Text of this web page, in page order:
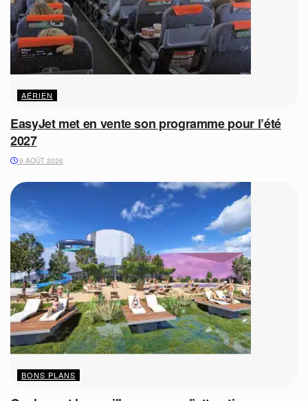
AÉRIEN
EasyJet met en vente son programme pour l’été
2027
6 AOÛT 2026
BONS PLANS